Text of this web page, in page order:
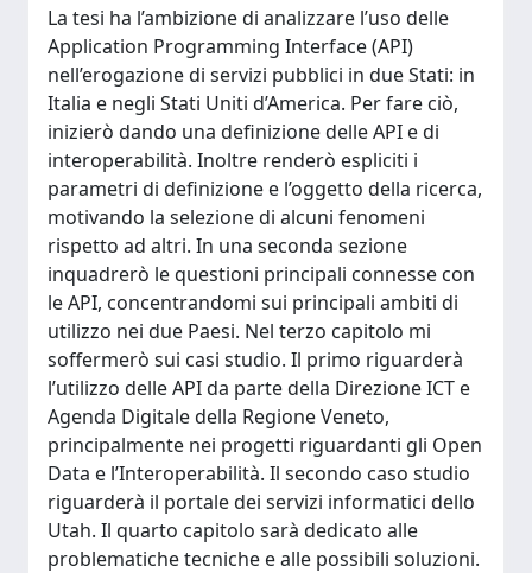
La tesi ha l’ambizione di analizzare l’uso delle
Application Programming Interface (API)
nell’erogazione di servizi pubblici in due Stati: in
Italia e negli Stati Uniti d’America. Per fare ciò,
inizierò dando una definizione delle API e di
interoperabilità. Inoltre renderò espliciti i
parametri di definizione e l’oggetto della ricerca,
motivando la selezione di alcuni fenomeni
rispetto ad altri. In una seconda sezione
inquadrerò le questioni principali connesse con
le API, concentrandomi sui principali ambiti di
utilizzo nei due Paesi. Nel terzo capitolo mi
soffermerò sui casi studio. Il primo riguarderà
l’utilizzo delle API da parte della Direzione ICT e
Agenda Digitale della Regione Veneto,
principalmente nei progetti riguardanti gli Open
Data e l’Interoperabilità. Il secondo caso studio
riguarderà il portale dei servizi informatici dello
Utah. Il quarto capitolo sarà dedicato alle
problematiche tecniche e alle possibili soluzioni.